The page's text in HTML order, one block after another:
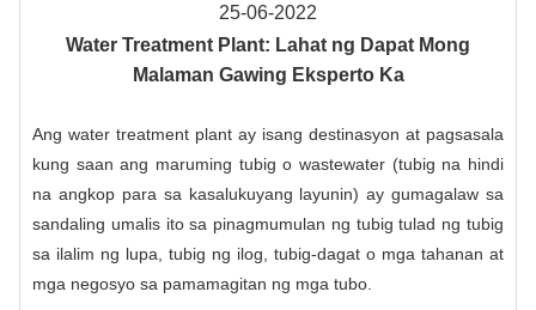
25-06-2022
Water Treatment Plant: Lahat ng Dapat Mong
Malaman Gawing Eksperto Ka
Ang water treatment plant ay isang destinasyon at pagsasala
kung saan ang maruming tubig o wastewater (tubig na hindi
na angkop para sa kasalukuyang layunin) ay gumagalaw sa
sandaling umalis ito sa pinagmumulan ng tubig tulad ng tubig
sa ilalim ng lupa, tubig ng ilog, tubig-dagat o mga tahanan at
mga negosyo sa pamamagitan ng mga tubo.